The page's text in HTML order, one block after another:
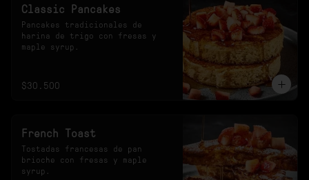
Classic Pancakes
Pancakes tradicionales de
harina de trigo con fresas y
maple syrup.
$30.500
French Toast
Tostadas francesas de pan
brioche con fresas y maple
syrup.